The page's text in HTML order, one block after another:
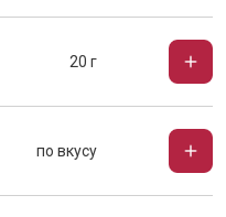
20 г
по вкусу